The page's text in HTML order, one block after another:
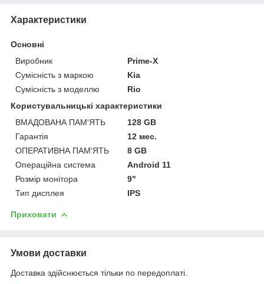
Характеристики
Основні
Виробник
Prime-X
Сумісність з маркою
Kia
Сумісність з моделлю
Rio
Користувальницькі характеристики
ВМАДОВАНА ПАМ'ЯТЬ
128 GB
Гарантія
12 мес.
ОПЕРАТИВНА ПАМ'ЯТЬ
8 GB
Операційна система
Android 11
Розмір монітора
9"
Тип дисплея
IPS
Приховати
Умови доставки
Доставка здійснюється тільки по передоплаті.